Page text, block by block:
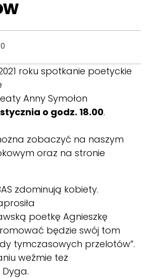
roku spotkanie poetyckie
Anny Symołon
stycznia o godz. 18.00.
zobaczyć na naszym
oraz na stronie
zdominują kobiety.
poetkę Agnieszkę
będzie swój tom
tymczasowych przelotów”.
weźmie też